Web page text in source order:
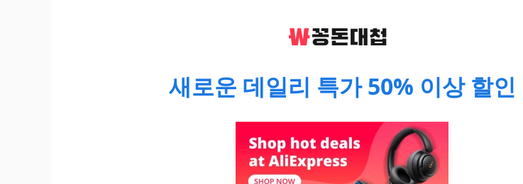
새로운 데일리 특가 50% 이상 할인